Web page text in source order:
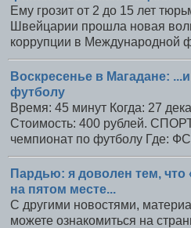
Ему грозит от 2 до 15 лет
Швейцарии прошла новая
коррупции в Международной
Воскресенье в Магадане:
футболу
Время: 45 минут Когда: 27
Стоимость: 400 рублей.
чемпионат по футболу Где:
Пардью: я доволен тем, что
на пятом месте...
С другими новостями,
можете ознакомиться на